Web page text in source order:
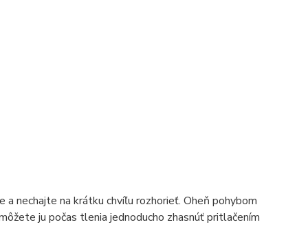
nechajte na krátku chvíľu rozhorieť. Oheň pohybom
ju počas tlenia jednoducho zhasnúť pritlačením